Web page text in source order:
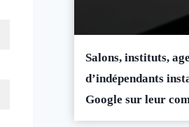
Salons, instituts,
d’indépendants
Google sur leur